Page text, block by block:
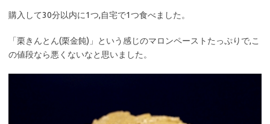
購入して30分以内に1つ,自宅で1つ食べました。
「栗きんとん(栗金飩)」という感じのマロンペーストたっぷりで,こ
の値段なら悪くないなと思いました。